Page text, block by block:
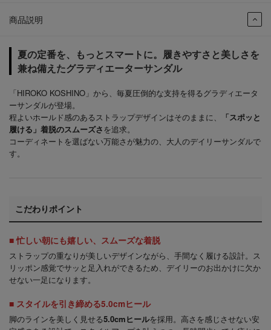
商品説明
夏の定番を、もっとスマートに。履きやすさと美しさを
兼ね備えたグラディエーターサンダル
「HIROKO KOSHINO」から、毎夏圧倒的な支持を得るグラディエータ
ーサンダルが登場。
程よいホールド感のあるストラップデザインはそのままに、
「スポッと
履ける」着脱のスムーズさを追求。
コーディネートを選ばない万能さが魅力の、大人のデイリーサンダルで
す。
こだわりポイント
■ 忙しい朝にも嬉しい、スムーズな着脱
ストラップの重なりが美しいデザインながら、手間なく履ける設計。ス
リッポン感覚でサッと足入れができるため、デイリーのお出かけに欠か
せない一足になります。
■ スタイルを引き締める5.0cmヒール
脚のラインを美しく見せる5.0cmヒールを採用。高さを感じさせない安